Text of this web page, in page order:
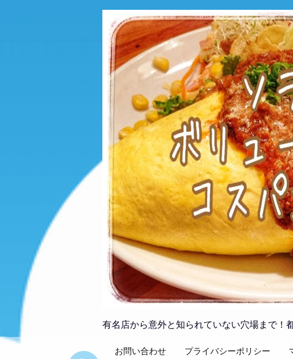
有名店から意外と知られていない穴場まで！
お問い合わせ プライバシーポリシー